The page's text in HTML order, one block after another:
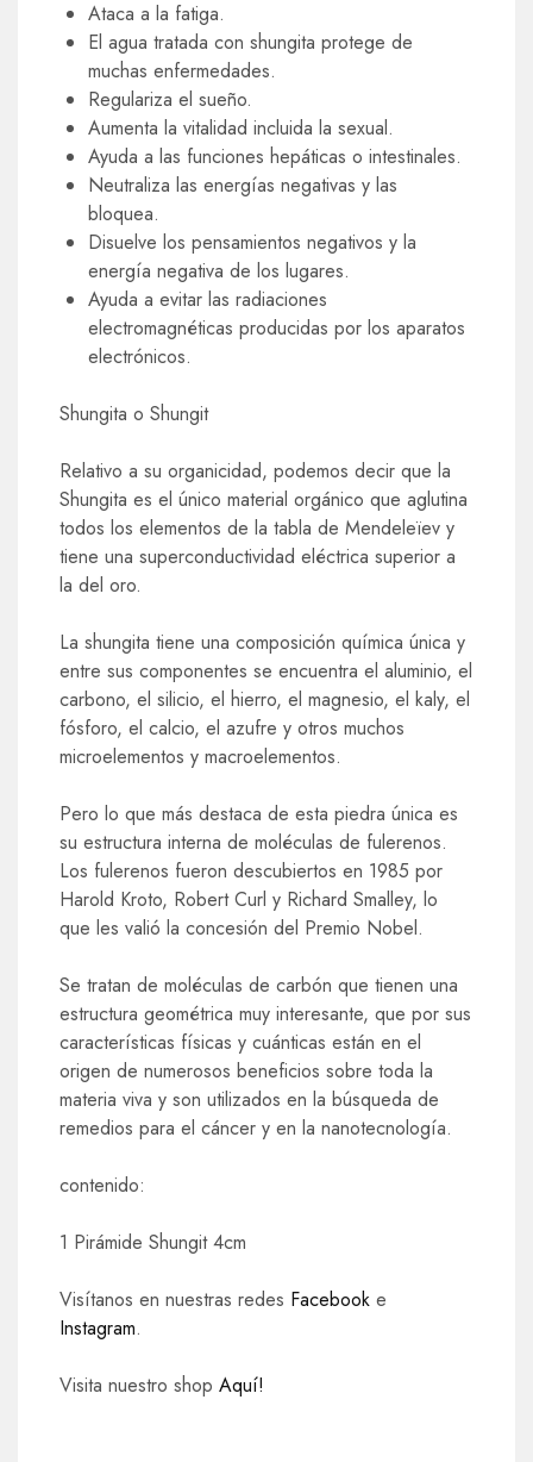
Ataca a la fatiga.
El agua tratada con shungita protege de
muchas enfermedades.
Regulariza el sueño.
Aumenta la vitalidad incluida la sexual.
Ayuda a las funciones hepáticas o intestinales.
Neutraliza las energías negativas y las
bloquea.
Disuelve los pensamientos negativos y la
energía negativa de los lugares.
Ayuda a evitar las radiaciones
electromagnéticas producidas por los aparatos
electrónicos.
Shungita o Shungit
Relativo a su organicidad, podemos decir que la
Shungita es el único material orgánico que aglutina
todos los elementos de la tabla de Mendeleïev y
tiene una superconductividad eléctrica superior a
la del oro.
La shungita tiene una composición química única y
entre sus componentes se encuentra el aluminio, el
carbono, el silicio, el hierro, el magnesio, el kaly, el
fósforo, el calcio, el azufre y otros muchos
microelementos y macroelementos.
Pero lo que más destaca de esta piedra única es
su estructura interna de moléculas de fulerenos.
Los fulerenos fueron descubiertos en 1985 por
Harold Kroto, Robert Curl y Richard Smalley, lo
que les valió la concesión del Premio Nobel.
Se tratan de moléculas de carbón que tienen una
estructura geométrica muy interesante, que por sus
características físicas y cuánticas están en el
origen de numerosos beneficios sobre toda la
materia viva y son utilizados en la búsqueda de
remedios para el cáncer y en la nanotecnología.
contenido:
1 Pirámide Shungit 4cm
Visítanos en nuestras redes Facebook e
Instagram.
Visita nuestro shop Aquí!